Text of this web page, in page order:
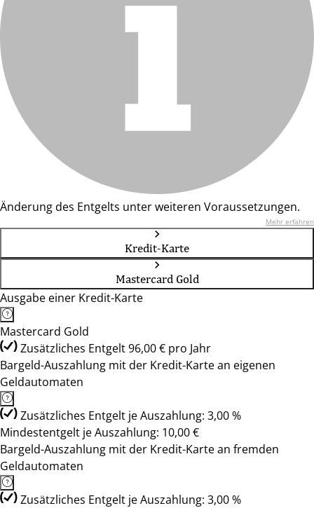
Änderung des Entgelts unter weiteren Voraussetzungen.
Mehr erfahren
Kredit-Karte
Mastercard Gold
Ausgabe einer Kredit-Karte
Mastercard Gold
Zusätzliches Entgelt 96,00 € pro Jahr
Bargeld-Auszahlung mit der Kredit-Karte an eigenen
Geldautomaten
Zusätzliches Entgelt je Auszahlung: 3,00 %
Mindestentgelt je Auszahlung: 10,00 €
Bargeld-Auszahlung mit der Kredit-Karte an fremden
Geldautomaten
Zusätzliches Entgelt je Auszahlung: 3,00 %